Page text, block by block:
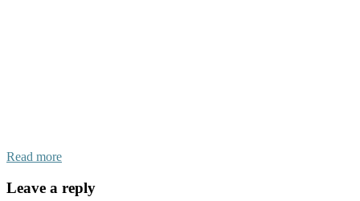
Read more
Leave a reply